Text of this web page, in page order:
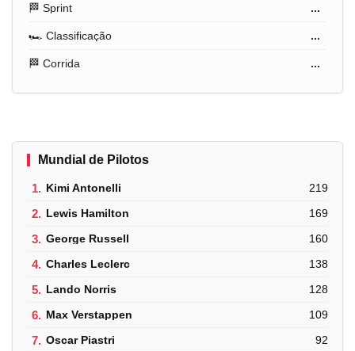
🏁 Sprint ...
🏎️ Classificação ...
🏁 Corrida ...
Mundial de Pilotos
1. Kimi Antonelli 219
2. Lewis Hamilton 169
3. George Russell 160
4. Charles Leclerc 138
5. Lando Norris 128
6. Max Verstappen 109
7. Oscar Piastri 92